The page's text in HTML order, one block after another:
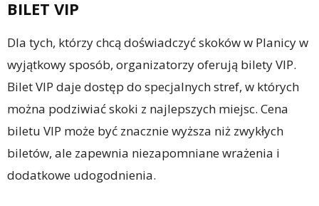
BILET VIP
Dla tych, którzy chcą doświadczyć skoków w Planicy w
wyjątkowy sposób, organizatorzy oferują bilety VIP.
Bilet VIP daje dostęp do specjalnych stref, w których
można podziwiać skoki z najlepszych miejsc. Cena
biletu VIP może być znacznie wyższa niż zwykłych
biletów, ale zapewnia niezapomniane wrażenia i
dodatkowe udogodnienia.